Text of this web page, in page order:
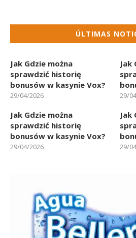
ÚLTIMAS
Jak Gdzie można
sprawdzić historię
bonusów w kasynie Vox?
29/04/2026
Jak
29/
Jak Gdzie można
sprawdzić historię
bonusów w kasynie Vox?
29/04/2026
Jak
29/